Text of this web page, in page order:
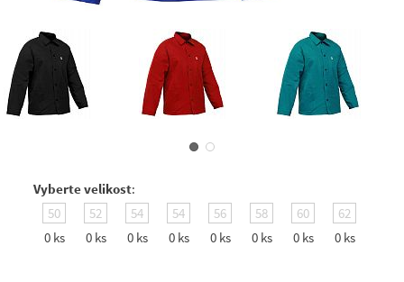
Vyberte velikost:
50
0 ks
52
0 ks
54
0 ks
54
0 ks
56
0 ks
58
0 ks
60
0 ks
62
0 ks